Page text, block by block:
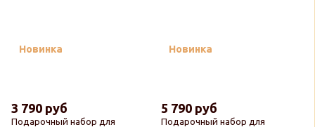
Новинка
Подарочный набор для
3 790 руб
Новинка
Подарочный набор для
5 790 руб